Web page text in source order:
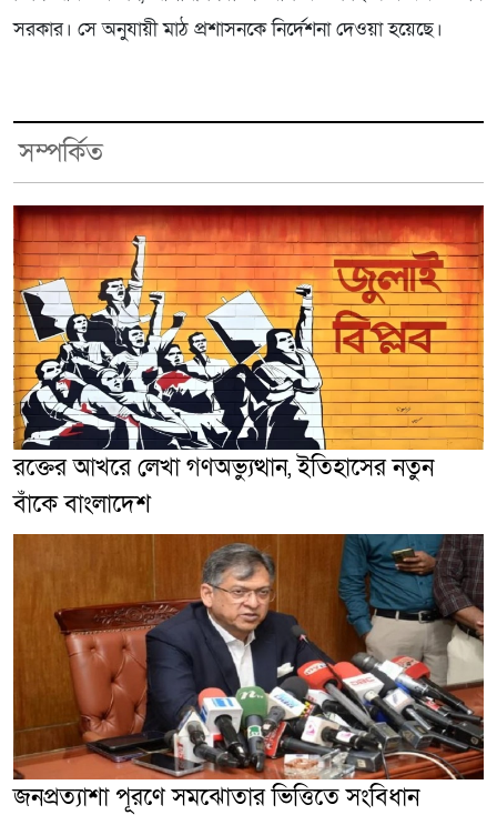
সরকার। সে অনুযায়ী মাঠ প্রশাসনকে নির্দেশনা দেওয়া হয়েছে।
সম্পর্কিত
রক্তের আখরে লেখা গণঅভ্যুত্থান, ইতিহাসের নতুন
বাঁকে বাংলাদেশ
জনপ্রত্যাশা পূরণে সমঝোতার ভিত্তিতে সংবিধান